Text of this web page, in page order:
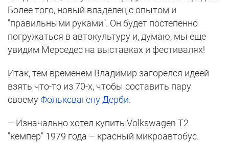
Более того, новый владелец с опытом и
"правильными руками". Он будет постепенно
погружаться в автокультуру и, думаю, мы еще
увидим Мерседес на выставках и фестивалях!
Итак, тем временем Владимир загорелся идеей
взять что-то из 70-х, чтобы составить пару
своемуФольксвагену Дерби.
– Изначально хотел купить Volkswagen T2
"кемпер" 1979 года – красный микроавтобус.